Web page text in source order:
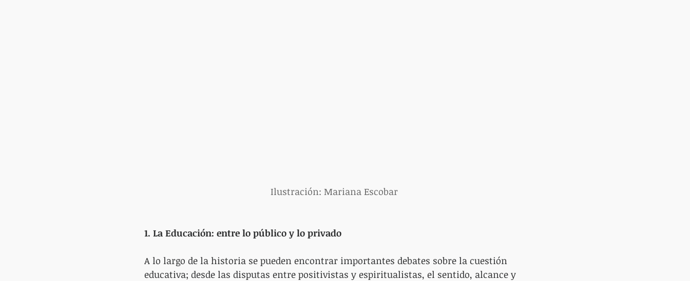
Ilustración: Mariana Escobar
1. La Educación: entre lo público y lo privado
A lo largo de la historia se pueden encontrar importantes debates sobre la cuestión
educativa; desde las disputas entre positivistas y espiritualistas, el sentido, alcance y